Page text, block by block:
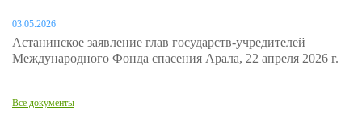
03.05.2026
Астанинское заявление глав государств-учредителей
Международного Фонда спасения Арала, 22 апреля 2026 г.
Все документы